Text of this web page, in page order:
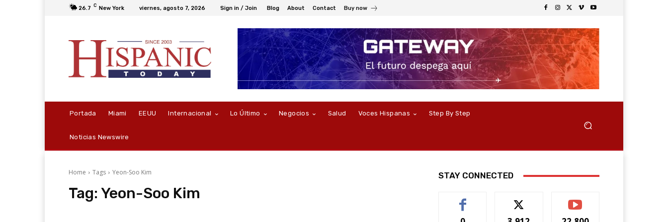
26.7 C New York viernes, agosto 7, 2026 Sign in / Join Blog About Contact Buy now
Portada Miami EEUU Internacional Lo Último Negocios Salud Voces Hispanas Step By Step
Noticias Newswire
Home Tags Yeon-Soo Kim
Tag: Yeon-Soo Kim
STAY CONNECTED